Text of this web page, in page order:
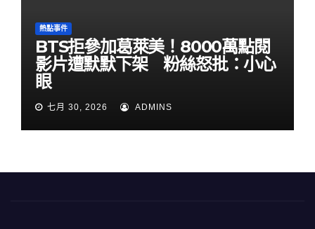
熱點事件
BTS拒參加葛萊美！8000萬點閱
影片遭默默下架 粉絲怒批：小心
眼
七月 30, 2026 ADMINS